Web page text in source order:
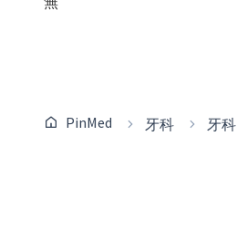
PinMed 牙科 牙科